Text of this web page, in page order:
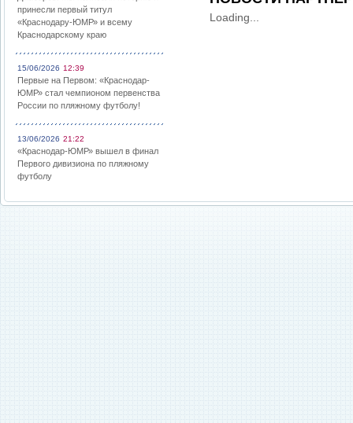
принесли первый титул
«Краснодару-ЮМР» и всему
Краснодарскому краю
15/06/2026 12:39
Первые на Первом: «Краснодар-
ЮМР» стал чемпионом первенства
России по пляжному футболу!
13/06/2026 21:22
«Краснодар-ЮМР» вышел в финал
Первого дивизиона по пляжному
футболу
Loading...